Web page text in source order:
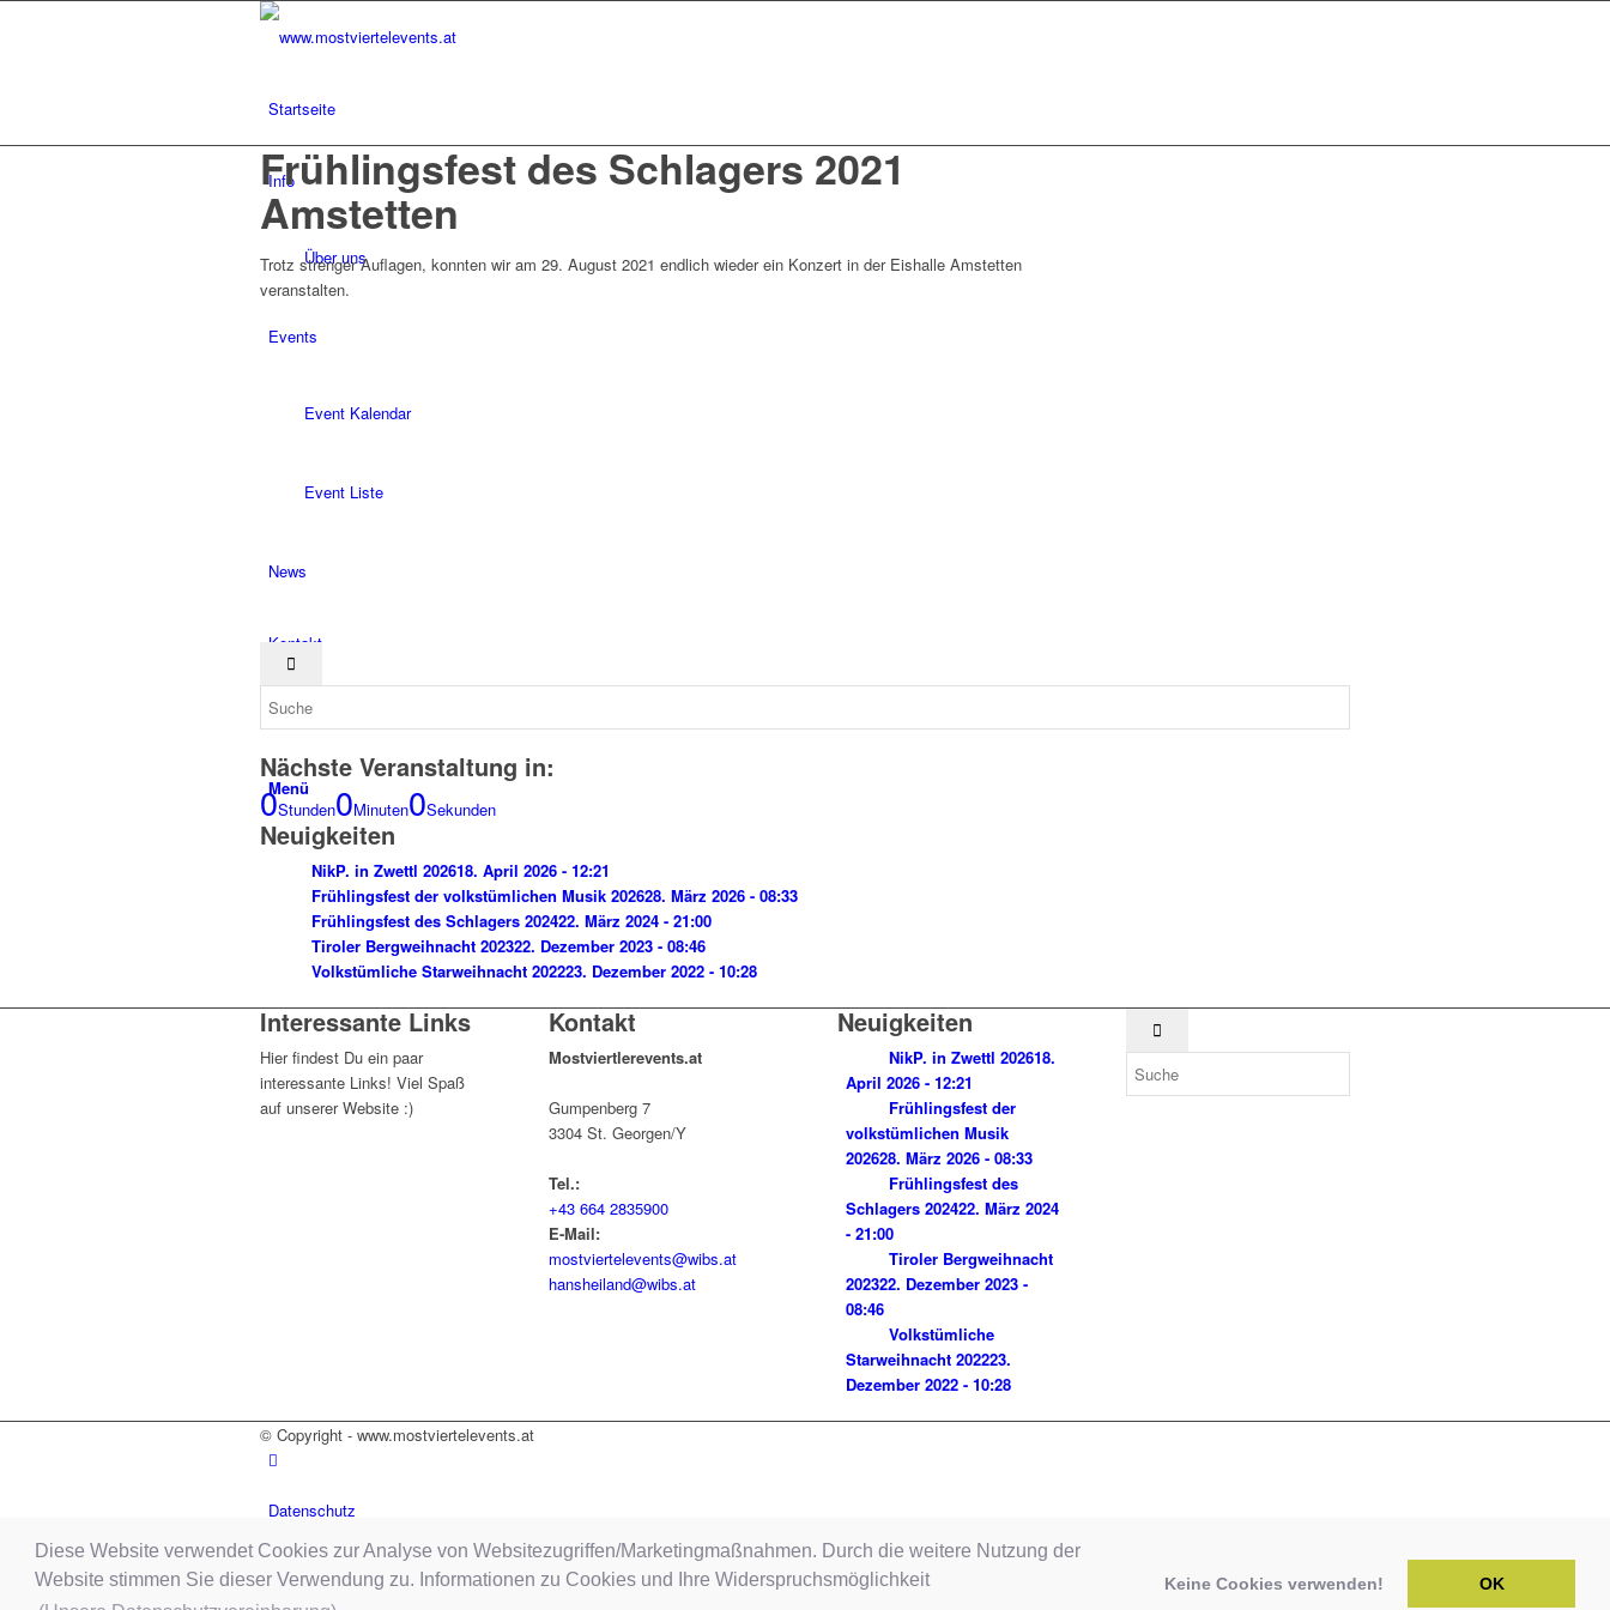
Diese Website verwendet Cookies zur Analyse von Websitezugriffen/Marketingmaßnahmen. Durch die weitere Nutzung der
Website stimmen Sie dieser Verwendung zu. Informationen zu Cookies und Ihre Widerspruchsmöglichkeit
Keine Cookies verwenden! OK
Startseite
Info
Über uns
Events
Event Kalendar
Event Liste
News
Kontakt
Menü
Frühlingsfest des Schlagers 2021
Amstetten
Trotz strenger Auflagen, konnten wir am 29. August 2021 endlich wieder ein Konzert in der Eishalle Amstetten
veranstalten.
Nächste Veranstaltung in:
0Stunden0Minuten0Sekunden
Neuigkeiten
NikP. in Zwettl 202618. April 2026 - 12:21
Frühlingsfest der volkstümlichen Musik 202628. März 2026 - 08:33
Frühlingsfest des Schlagers 202422. März 2024 - 21:00
Tiroler Bergweihnacht 202322. Dezember 2023 - 08:46
Volkstümliche Starweihnacht 202223. Dezember 2022 - 10:28
Interessante Links
Hier findest Du ein paar
interessante Links! Viel Spaß
auf unserer Website :)
Kontakt
Mostviertlerevents.at
Gumpenberg 7
3304St. Georgen/Y
Tel.:
+43 664 2835900
E-Mail:
mostviertelevents@wibs.at
hansheiland@wibs.at
Neuigkeiten
NikP. in Zwettl 202618.
April 2026 - 12:21
Frühlingsfest der
volkstümlichen Musik
202628. März 2026 - 08:33
Frühlingsfest des
Schlagers 202422. März 2024
- 21:00
Tiroler Bergweihnacht
202322. Dezember 2023 -
08:46
Volkstümliche
Starweihnacht 202223.
Dezember 2022 - 10:28
© Copyright - www.mostviertelevents.at
Datenschutz
Kontakt